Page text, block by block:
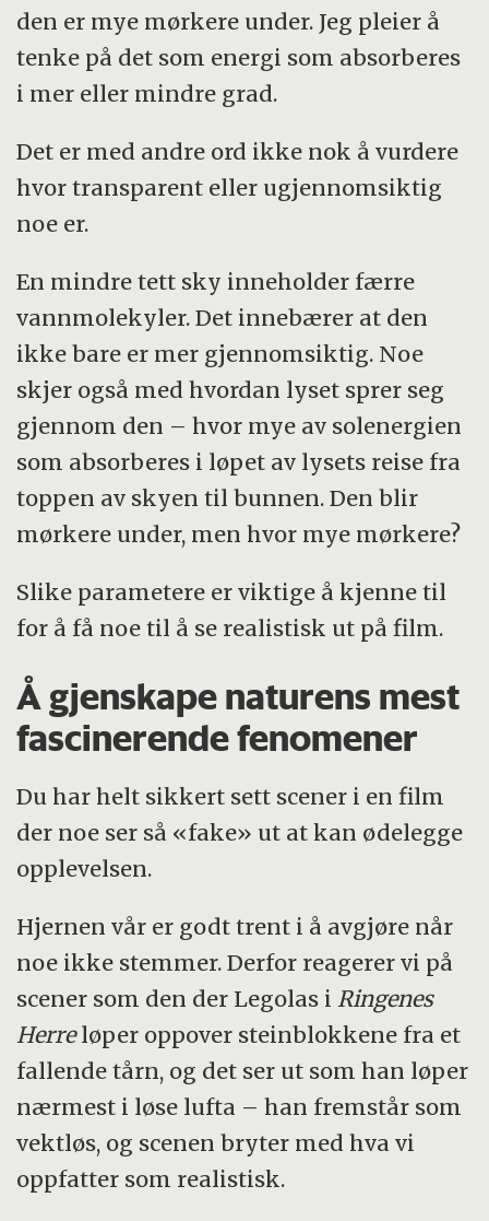
den er mye mørkere under. Jeg pleier å
tenke på det som energi som absorberes
i mer eller mindre grad.
Det er med andre ord ikke nok å vurdere
hvor transparent eller ugjennomsiktig
noe er.
En mindre tett sky inneholder færre
vannmolekyler. Det innebærer at den
ikke bare er mer gjennomsiktig. Noe
skjer også med hvordan lyset sprer seg
gjennom den – hvor mye av solenergien
som absorberes i løpet av lysets reise fra
toppen av skyen til bunnen. Den blir
mørkere under, men hvor mye mørkere?
Slike parametere er viktige å kjenne til
for å få noe til å se realistisk ut på film.
Å gjenskape naturens mest
fascinerende fenomener
Du har helt sikkert sett scener i en film
der noe ser så «fake» ut at kan ødelegge
opplevelsen.
Hjernen vår er godt trent i å avgjøre når
noe ikke stemmer. Derfor reagerer vi på
scener som den der Legolas i Ringenes
Herreløper oppover steinblokkene fra et
fallende tårn, og det ser ut som han løper
nærmest i løse lufta – han fremstår som
vektløs, og scenen bryter med hva vi
oppfatter som realistisk.